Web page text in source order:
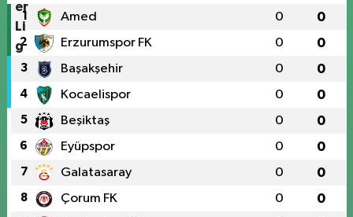
1 Amed 0 0
2 Erzurumspor FK 0 0
3 Başakşehir 0 0
4 Kocaelispor 0 0
5 Beşiktaş 0 0
6 Eyüpspor 0 0
7 Galatasaray 0 0
8 Çorum FK 0 0